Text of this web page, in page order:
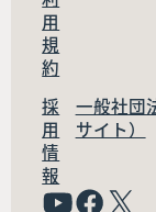
用
規
約
採
用
情
報
一般社団
サイト）